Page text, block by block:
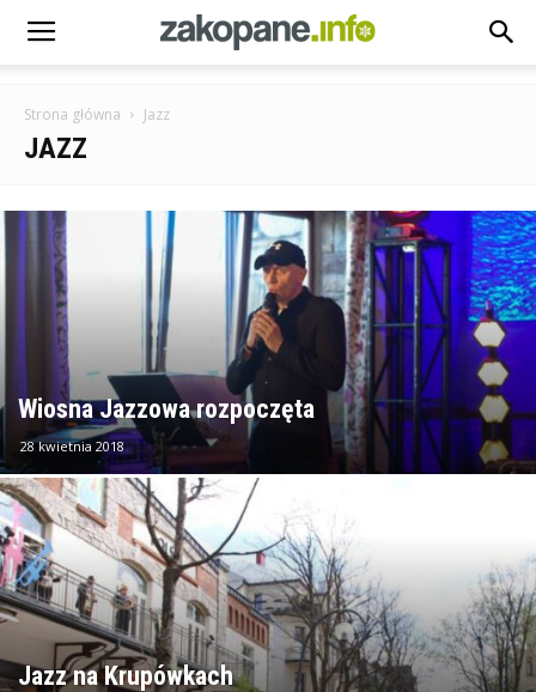
Strona główna Jazz
JAZZ
Wiosna Jazzowa rozpoczęta
28 kwietnia 2018
Jazz na Krupówkach